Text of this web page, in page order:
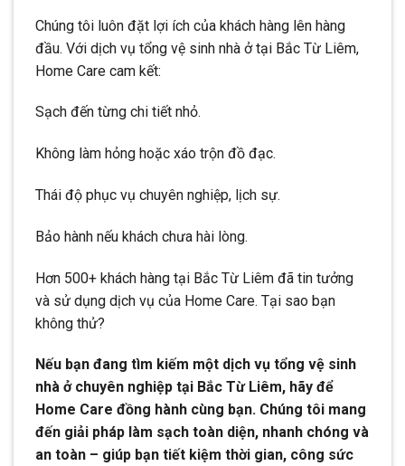
Chúng tôi luôn đặt lợi ích của khách hàng lên hàng
đầu. Với dịch vụ tổng vệ sinh nhà ở tại Bắc Từ Liêm,
Home Care cam kết:
Sạch đến từng chi tiết nhỏ.
Không làm hỏng hoặc xáo trộn đồ đạc.
Thái độ phục vụ chuyên nghiệp, lịch sự.
Bảo hành nếu khách chưa hài lòng.
Hơn 500+ khách hàng tại Bắc Từ Liêm đã tin tưởng
và sử dụng dịch vụ của Home Care. Tại sao bạn
không thử?
Nếu bạn đang tìm kiếm một dịch vụ tổng vệ sinh
nhà ở chuyên nghiệp tại Bắc Từ Liêm, hãy để
Home Care đồng hành cùng bạn. Chúng tôi mang
đến giải pháp làm sạch toàn diện, nhanh chóng và
an toàn – giúp bạn tiết kiệm thời gian, công sức